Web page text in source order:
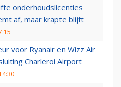
onderhoudslicenties
af, maar krapte blijft
voor Ryanair en Wizz Air
Charleroi Airport